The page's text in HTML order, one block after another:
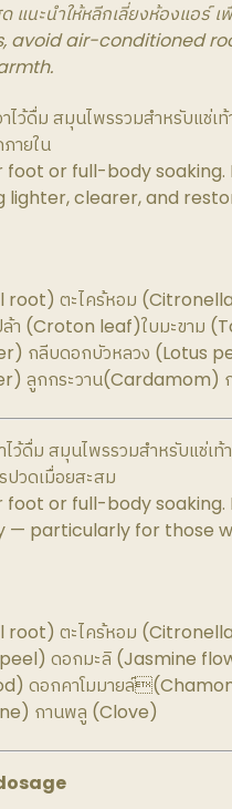
แนะนำให้หลีกเลี่ยงห้องแอร์
avoid air-conditioned
ไว้ดื่ม สมุนไพรรวมสำหรับแช่เ
ายใน
or full-body
lighter, clearer, and
root) ตะไคร้หอม
า (Croton leaf)ใบมะขาม
กลีบดอกบัวหลวง (Lotus
ลูกกระวาน(Cardamom)
ไว้ดื่ม สมุนไพรรวมสำหรับแช่เท้
ปวดเมื่อยสะสม
or full-body
— particularly for those
root) ตะไคร้หอม
ดอกมะลิ (Jasmine
ดอกคาโมมายล์
กานพลู (Clove)